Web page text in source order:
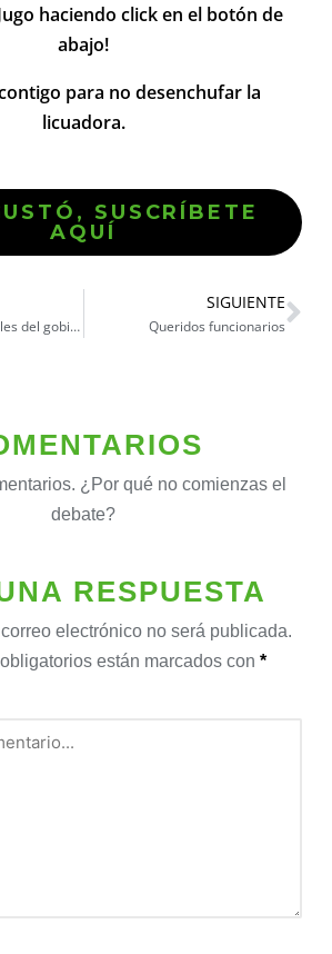
haciendo click en el botón de
abajo!
para no desenchufar la
licuadora.
SUSCRÍBETE
AQUÍ
Las muertes invisibles del gobierno peruano
SIGUIENTE
Queridos funcionarios
¿Por qué no comienzas el
debate?
RESPUESTA
electrónico no será publicada.
están marcados con *